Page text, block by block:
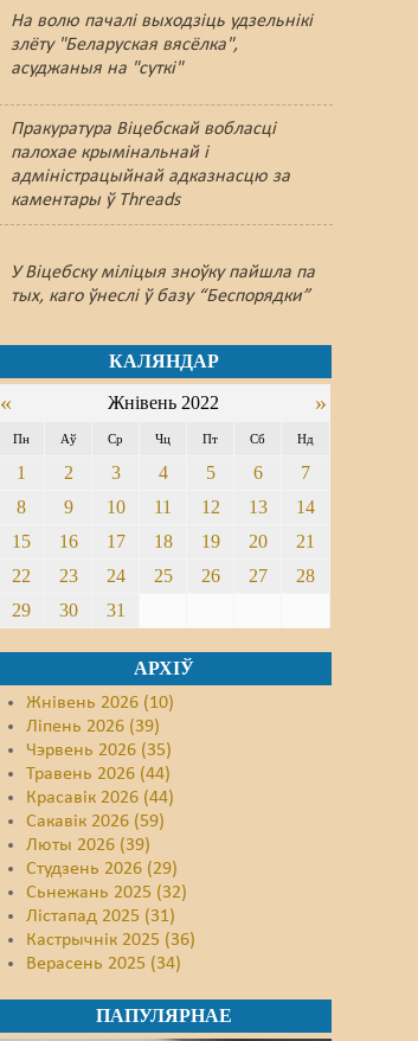
На волю пачалі выходзіць удзельнікі
злёту "Беларуская вясёлка",
асуджаныя на "суткі"
Пракуратура Віцебскай вобласці
палохае крымінальнай і
адміністрацыйнай адказнасцю за
каментары ў Threads
У Віцебску міліцыя зноўку пайшлa па
тых, каго ўнеслі ў базу “Беспорядки”
КАЛЯНДАР
« Жнівень 2022 »
Пн Аў Ср Чц Пт Сб Нд
1 2 3 4 5 6
7
8
9 10 11 12 13
14
15
16 17 18 19 20
21
22
23 24 25 26 27
28
29
30 31
АРХІЎ
Жнівень 2026 (10)
Ліпень 2026 (39)
Чэрвень 2026 (35)
Травень 2026 (44)
Красавік 2026 (44)
Сакавік 2026 (59)
Люты 2026 (39)
Студзень 2026 (29)
Сьнежань 2025 (32)
Лістапад 2025 (31)
Кастрычнік 2025 (36)
Верасень 2025 (34)
ПАПУЛЯРНАЕ